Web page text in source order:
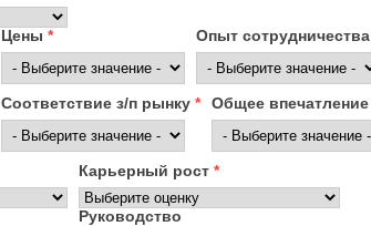
Цены * Опыт сотрудничества
Соответствие з/п рынку * Общее впечатление
Карьерный рост *
Руководство